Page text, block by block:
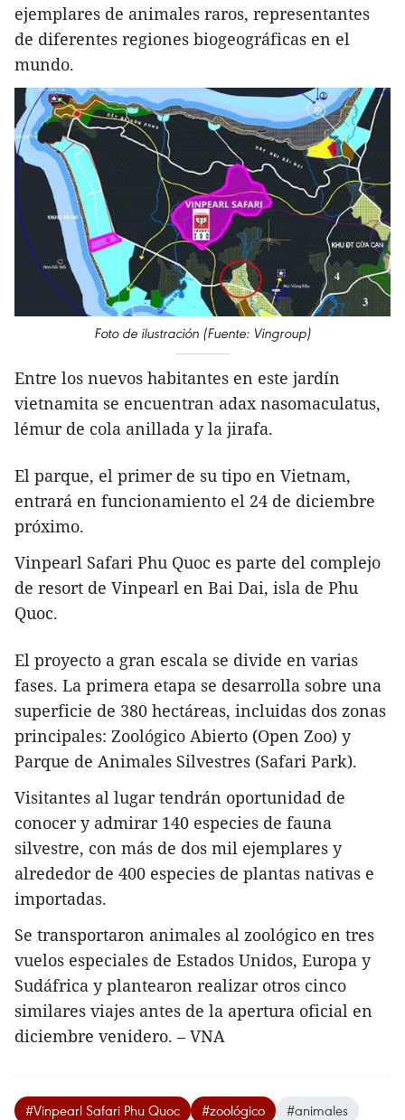
ejemplares de animales raros, representantes
de diferentes regiones biogeográficas en el
mundo.
Foto de ilustración (Fuente: Vingroup)
Entre los nuevos habitantes en este jardín
vietnamita se encuentran adax nasomaculatus,
lémur de cola anillada y la jirafa.
El parque, el primer de su tipo en Vietnam,
entrará en funcionamiento el 24 de diciembre
próximo.
Vinpearl Safari Phu Quoc es parte del complejo
de resort de Vinpearl en Bai Dai, isla de Phu
Quoc.
El proyecto a gran escala se divide en varias
fases. La primera etapa se desarrolla sobre una
superficie de 380 hectáreas, incluidas dos zonas
principales: Zoológico Abierto (Open Zoo) y
Parque de Animales Silvestres (Safari Park).
Visitantes al lugar tendrán oportunidad de
conocer y admirar 140 especies de fauna
silvestre, con más de dos mil ejemplares y
alrededor de 400 especies de plantas nativas e
importadas.
Se transportaron animales al zoológico en tres
vuelos especiales de Estados Unidos, Europa y
Sudáfrica y plantearon realizar otros cinco
similares viajes antes de la apertura oficial en
diciembre venidero. – VNA
#Vinpearl Safari Phu Quoc #zoológico
#animales